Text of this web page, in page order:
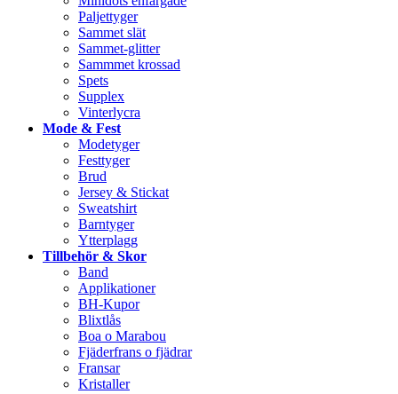
Paljettyger
Sammet slät
Sammet-glitter
Sammmet krossad
Spets
Supplex
Vinterlycra
Mode & Fest
Modetyger
Festtyger
Brud
Jersey & Stickat
Sweatshirt
Barntyger
Ytterplagg
Tillbehör & Skor
Band
Applikationer
BH-Kupor
Blixtlås
Boa o Marabou
Fjäderfrans o fjädrar
Fransar
Kristaller